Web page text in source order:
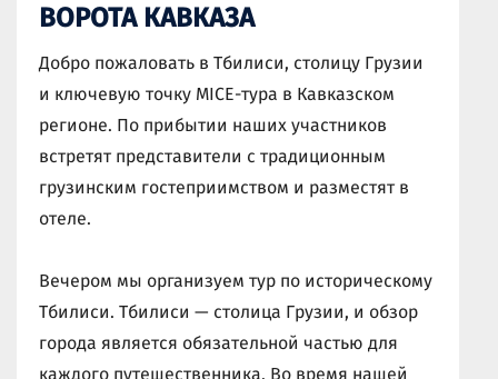
ВОРОТА КАВКАЗА
Добро пожаловать в Тбилиси, столицу Грузии
и ключевую точку MICE-тура в Кавказском
регионе. По прибытии наших участников
встретят представители с традиционным
грузинским гостеприимством и разместят в
отеле.
Вечером мы организуем тур по историческому
Тбилиси. Тбилиси — столица Грузии, и обзор
города является обязательной частью для
каждого путешественника. Во время нашей